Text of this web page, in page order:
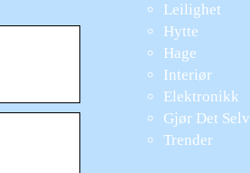
Leilighet
Hytte
Hage
Interiør
Elektronikk
Gjør Det Selv
Trender